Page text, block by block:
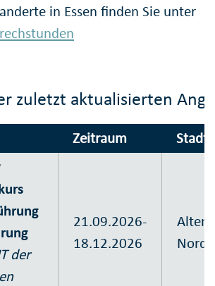
in Essen finden Sie unter
zuletzt aktualisierten
Zeitraum
der
21.09.2026-
18.12.2026
Nord